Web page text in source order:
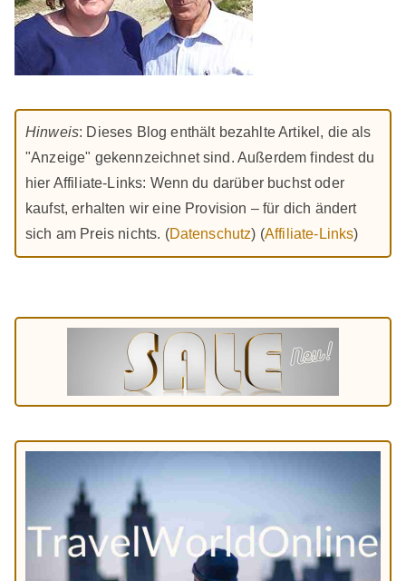
Hinweis: Dieses Blog enthält bezahlte Artikel, die als
"Anzeige" gekennzeichnet sind. Außerdem findest du
hier Affiliate-Links: Wenn du darüber buchst oder
kaufst, erhalten wir eine Provision – für dich ändert
sich am Preis nichts. (Datenschutz) (Affiliate-Links)